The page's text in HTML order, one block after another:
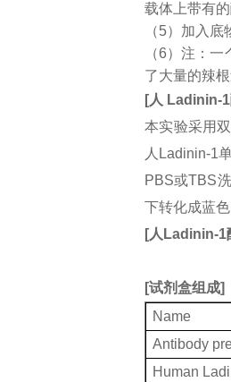
载体上带有
（5）加入
（6）注：
了大量的辣
[人 Ladinin-1
本实验采用
人Ladinin-1
PBS或TBS
下转化成蓝
[人 Ladinin-1
[试剂盒组成]
Name
Antibody
Human